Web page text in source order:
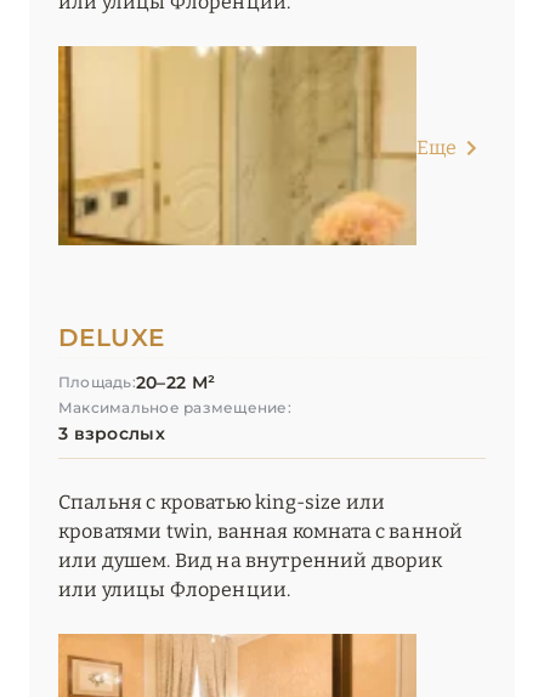
Еще
DELUXE
Площадь:20–22 М²
Максимальное размещение:
3 взрослых
Спальня с кроватью king-size или
кроватями twin, ванная комната с ванной
или душем. Вид на внутренний дворик
или улицы Флоренции.